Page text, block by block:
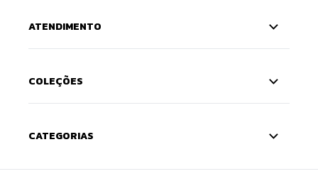
ATENDIMENTO
COLEÇÕES
CATEGORIAS